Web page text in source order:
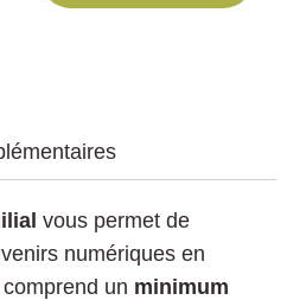
vous permet de
numériques en
un minimum